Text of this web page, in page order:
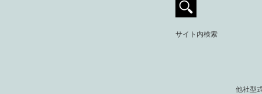
サイト内検索
他社型